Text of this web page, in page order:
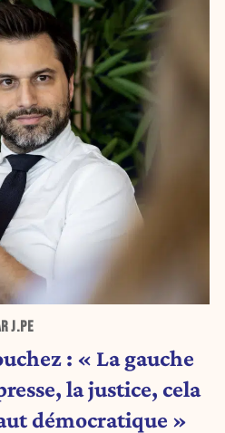
J.PE
: « La gauche
la justice, cela
démocratique »